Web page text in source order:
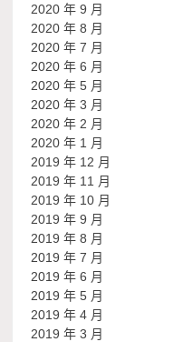
2020 年 9 月
2020 年 8 月
2020 年 7 月
2020 年 6 月
2020 年 5 月
2020 年 3 月
2020 年 2 月
2020 年 1 月
2019 年 12 月
2019 年 11 月
2019 年 10 月
2019 年 9 月
2019 年 8 月
2019 年 7 月
2019 年 6 月
2019 年 5 月
2019 年 4 月
2019 年 3 月